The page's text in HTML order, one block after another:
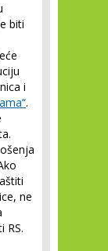
biti
i
.
ne
RS.